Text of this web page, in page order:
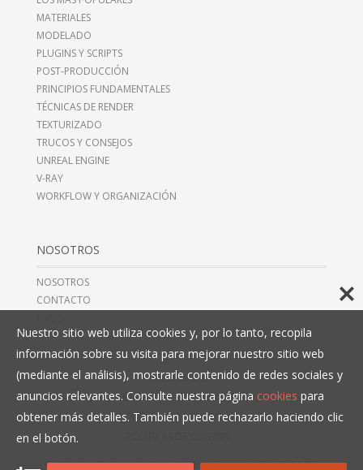
MATERIALES
MODELADO
PLUGINS Y SCRIPTS
POST-PRODUCCIÓN
PRINCIPIOS FUNDAMENTALES
TÉCNICAS DE RENDER
TEXTURIZADO
TRUCOS Y CONSEJOS
UNREAL ENGINE
V-RAY
WORKFLOW Y ORGANIZACIÓN
NOSOTROS
NOSOTROS
CONTACTO
AVISO LEGAL
TÉRMINOS Y CONDICIONES
POLÍTICAS DE PRIVACIDAD
© COPYRIGHT 2016, 3D COLLECTIVE, CIF B10466993,+34 914 497
Nuestro sitio web utiliza cookies y, por lo tanto, recopila
información sobre su visita para mejorar nuestro sitio web
(mediante el análisis), mostrarle contenido de redes sociales y
anuncios relevantes. Consulte nuestra página cookies para
obtener más detalles. También puede rechazarlo haciendo clic
en el botón.